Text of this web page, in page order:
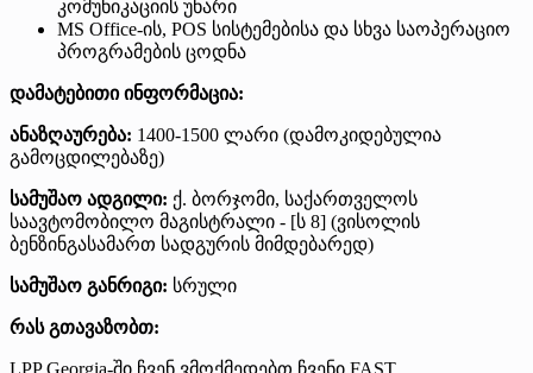
კომუნიკაციის უნარი
MS Office-ის, POS სისტემებისა და სხვა საოპერაციო
პროგრამების ცოდნა
დამატებითი ინფორმაცია:
ანაზღაურება: 1400-1500 ლარი (დამოკიდებულია
გამოცდილებაზე)
სამუშაო ადგილი: ქ. ბორჯომი, საქართველოს
საავტომობილო მაგისტრალი - [ს 8] (ვისოლის
ბენზინგასამართ სადგურის მიმდებარედ)
სამუშაო განრიგი: სრული
რას გთავაზობთ: